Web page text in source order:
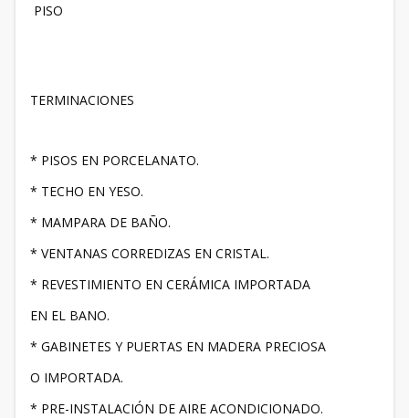
PISO
TERMINACIONES
* PISOS EN PORCELANATO.
* TECHO EN YESO.
* MAMPARA DE BAÑO.
* VENTANAS CORREDIZAS EN CRISTAL.
* REVESTIMIENTO EN CERÁMICA IMPORTADA
EN EL BANO.
* GABINETES Y PUERTAS EN MADERA PRECIOSA
O IMPORTADA.
* PRE-INSTALACIÓN DE AIRE ACONDICIONADO.